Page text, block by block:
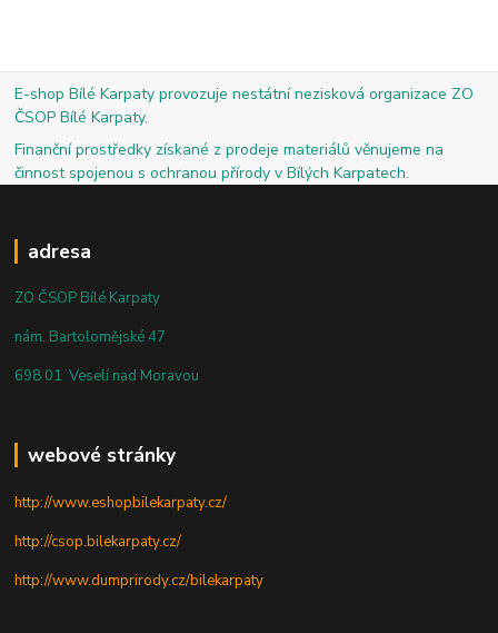
E-shop Bílé Karpaty provozuje nestátní nezisková organizace ZO
ČSOP Bílé Karpaty.
Finanční prostředky získané z prodeje materiálů věnujeme na
činnost spojenou s ochranou přírody v Bílých Karpatech.
adresa
ZO ČSOP Bílé Karpaty
nám. Bartolomějské 47
698 01 Veselí nad Moravou
webové stránky
http://www.eshopbilekarpaty.cz/
http://csop.bilekarpaty.cz/
http://www.dumprirody.cz/bilekarpaty